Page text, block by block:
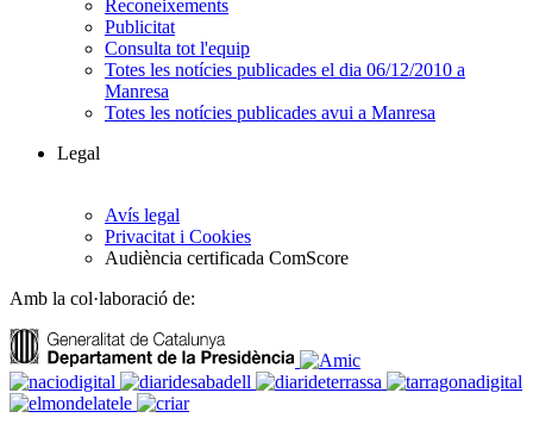
Reconeixements
Publicitat
Consulta tot l'equip
Totes les notícies publicades el dia 06/12/2010 a
Manresa
Totes les notícies publicades avui a Manresa
Legal
Avís legal
Privacitat i Cookies
Audiència certificada ComScore
Amb la col·laboració de: